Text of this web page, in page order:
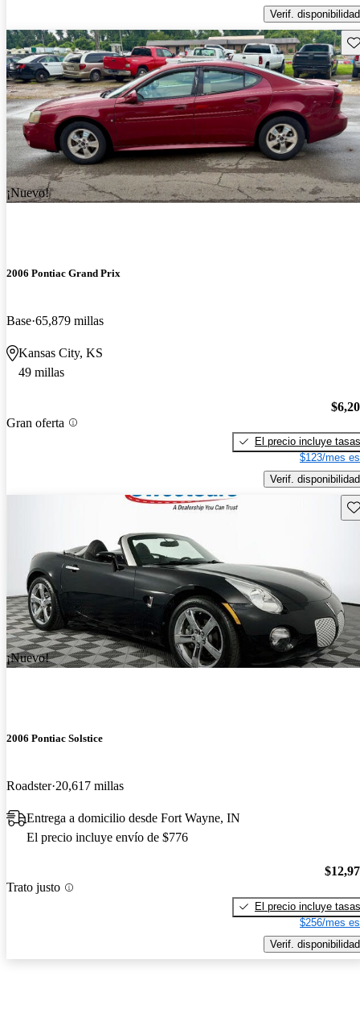
Verif. disponibilidad
¡Nuevo!
2006 Pontiac Grand Prix
Base 65,879 millas
Kansas City, KS
49 millas
Gran oferta
El precio incluye tasas
$123/mes
Verif. disponibilidad
¡Nuevo!
2006 Pontiac Solstice
Roadster 20,617 millas
Entrega a domicilio desde Fort Wayne, IN
El precio incluye envío de $776
Trato justo
El precio incluye tasas
$256/mes
Verif. disponibilidad